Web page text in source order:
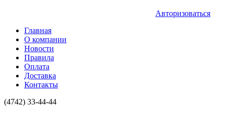
Авторизоваться
Главная
О компании
Новости
Правила
Оплата
Доставка
Контакты
(4742) 33-44-44